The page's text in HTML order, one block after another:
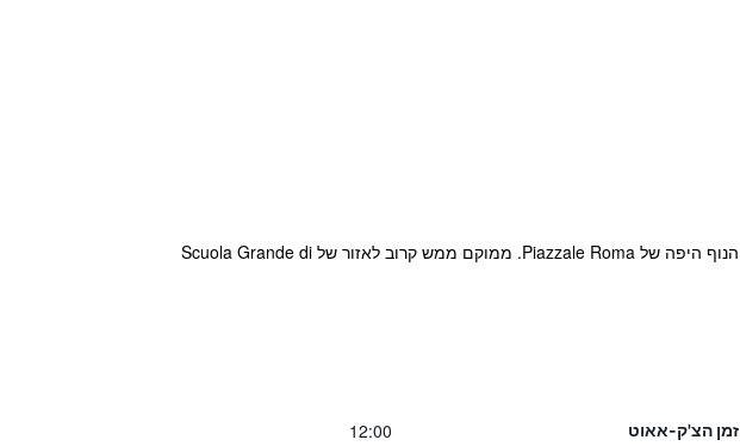
המלון נמצא בעיר ונציה רק חמש דקות הליכה מתחנת תחנת סנטה לוסיה, משקיף אל עבר הנוף היפה של Piazzale Roma. ממוקם ממש קרוב לאזור של Scuola Grande di
זמן הצ'ק-אאוט 12:00